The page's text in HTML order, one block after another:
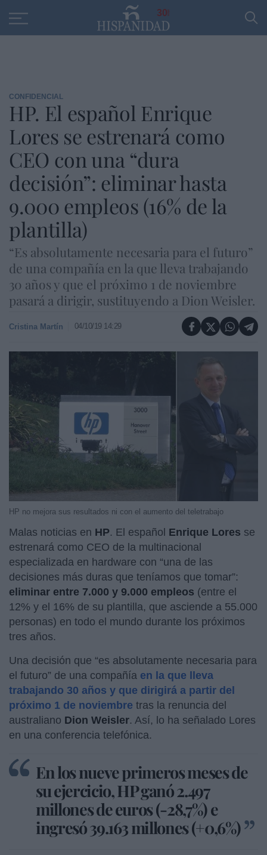
30
CONFIDENCIAL
HP. El español Enrique
Lores se estrenará como
CEO con una “dura
decisión”: eliminar hasta
9.000 empleos (16% de la
plantilla)
“Es absolutamente necesaria para el futuro”
de una compañía en la que lleva trabajando
30 años y que el próximo 1 de noviembre
pasará a dirigir, sustituyendo a Dion Weisler.
Cristina Martín 04/10/19 14:29
HP no mejora sus resultados ni con el aumento del teletrabajo
Malas noticias en HP. El español Enrique Lores se
estrenará como CEO de la multinacional
especializada en hardware con “una de las
decisiones más duras que teníamos que tomar”:
eliminar entre 7.000 y 9.000 empleos (entre el
12% y el 16% de su plantilla, que asciende a 55.000
personas) en todo el mundo durante los próximos
tres años.
Una decisión que “es absolutamente necesaria para
el futuro” de una compañía en la que lleva
trabajando 30 años y que dirigirá a partir del
próximo 1 de noviembre tras la renuncia del
australiano Dion Weisler. Así, lo ha señalado Lores
en una conferencia telefónica.
En los nueve primeros meses de
su ejercicio, HP ganó 2.497
millones de euros (-28,7%) e
ingresó 39.163 millones (+0,6%)